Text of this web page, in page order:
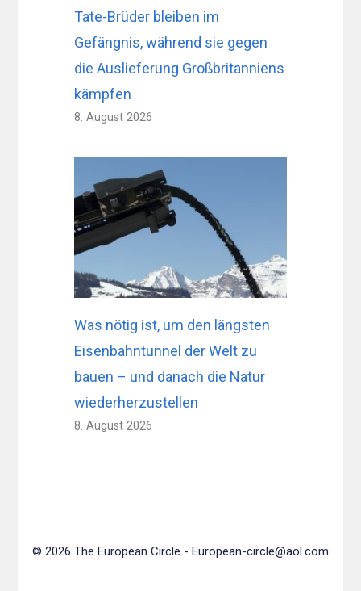
Tate-Brüder bleiben im
Gefängnis, während sie gegen
die Auslieferung Großbritanniens
kämpfen
8. August 2026
Was nötig ist, um den längsten
Eisenbahntunnel der Welt zu
bauen – und danach die Natur
wiederherzustellen
8. August 2026
© 2026 The European Circle - European-circle@aol.com